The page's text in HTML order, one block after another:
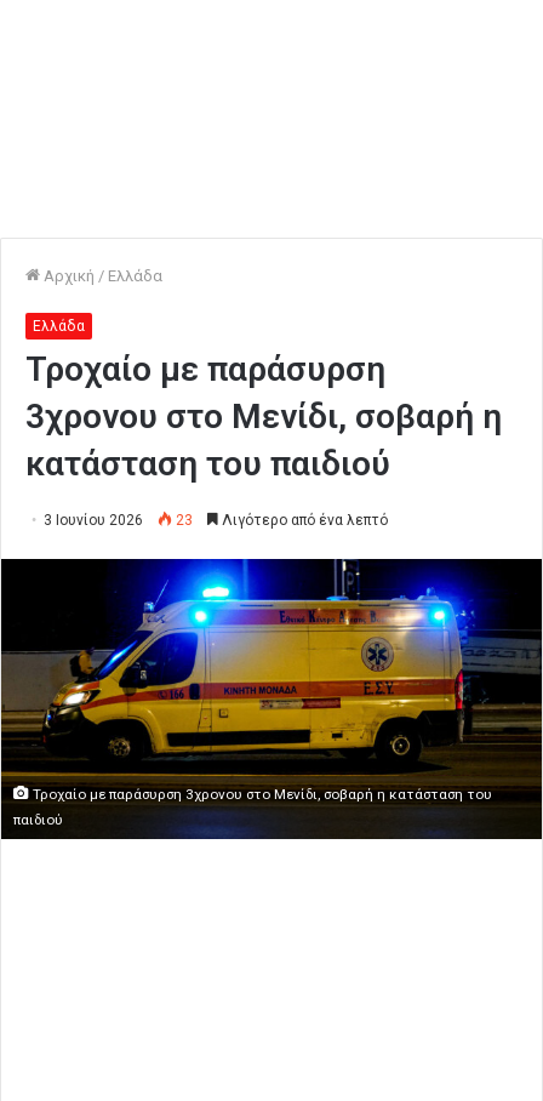
Αρχική / Ελλάδα
Ελλάδα
Τροχαίο με παράσυρση
3χρονου στο Μενίδι, σοβαρή η
κατάσταση του παιδιού
3 Ιουνίου 2026 23 Λιγότερο από ένα λεπτό
Τροχαίο με παράσυρση 3χρονου στο Μενίδι, σοβαρή η κατάσταση του
παιδιού